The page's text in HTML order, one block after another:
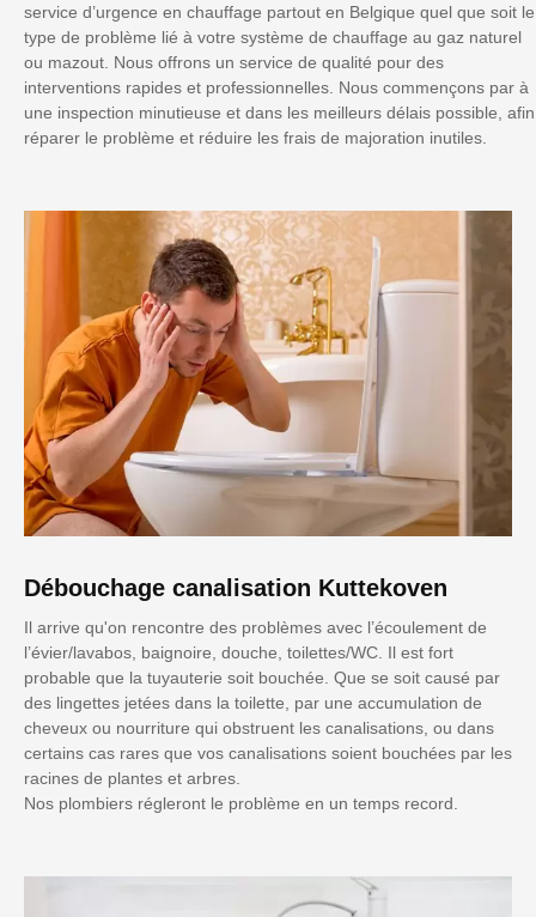
service d’urgence en chauffage partout en Belgique quel que soit le
type de problème lié à votre système de chauffage au gaz naturel
ou mazout. Nous offrons un service de qualité pour des
interventions rapides et professionnelles. Nous commençons par à
une inspection minutieuse et dans les meilleurs délais possible, afin
réparer le problème et réduire les frais de majoration inutiles.
Débouchage canalisation Kuttekoven
Il arrive qu'on rencontre des problèmes avec l’écoulement de
l’évier/lavabos, baignoire, douche, toilettes/WC. Il est fort
probable que la tuyauterie soit bouchée. Que se soit causé par
des lingettes jetées dans la toilette, par une accumulation de
cheveux ou nourriture qui obstruent les canalisations, ou dans
certains cas rares que vos canalisations soient bouchées par les
racines de plantes et arbres.
Nos plombiers régleront le problème en un temps record.